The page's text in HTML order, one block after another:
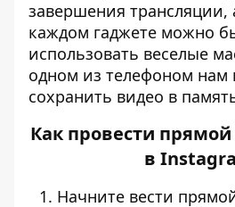
завершения трансляции,
каждом гаджете можно
использовать веселые
одном из телефоном нам
сохранить видео в
Как провести
в
Начните вести